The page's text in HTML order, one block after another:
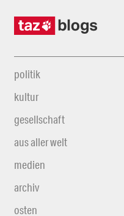
politik
kultur
gesellschaft
aus aller welt
medien
archiv
osten